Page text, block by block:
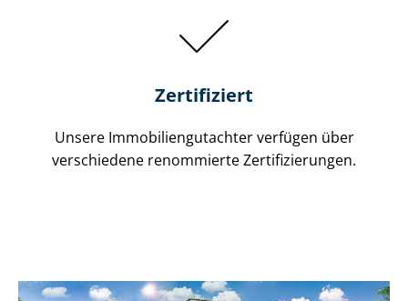
Zertifiziert
Unsere Immobilien­gutachter verfügen über
verschiedene renommierte Zer­ti­fi­zie­run­gen.